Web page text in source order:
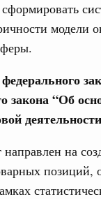
модели
закона “Об
направлен на
позиций,
16 июля 2026
9 июля 2026
рабочую
промышленной